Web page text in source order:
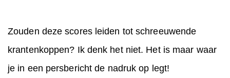
Zouden deze scores leiden tot schreeuwende
krantenkoppen? Ik denk het niet. Het is maar waar
je in een persbericht de nadruk op legt!